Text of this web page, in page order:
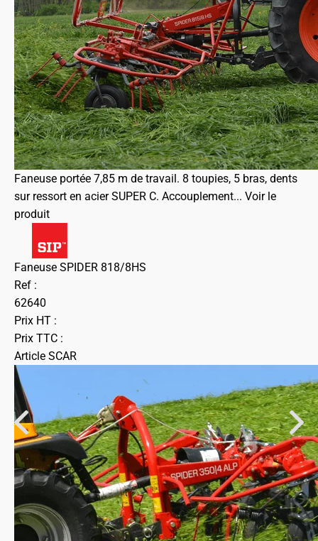
Faneuse portée 7,85 m de travail. 8 toupies, 5 bras, dents
sur ressort en acier SUPER C. Accouplement... Voir le
produit
Faneuse SPIDER 818/8HS
Ref :
62640
Prix HT :
Prix TTC :
Article SCAR